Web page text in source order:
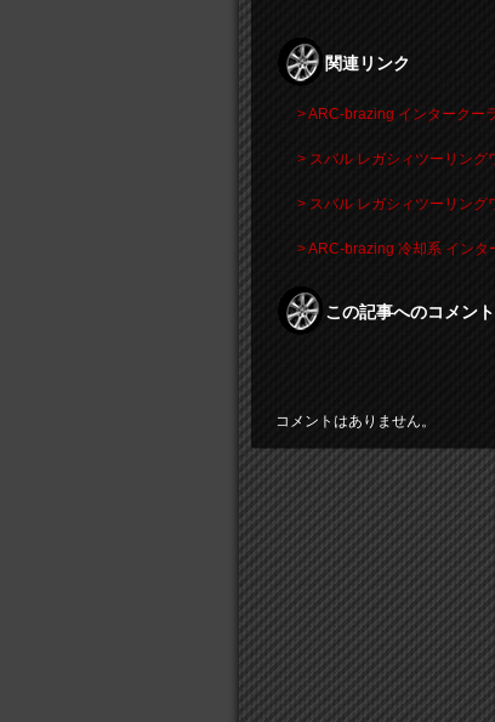
関連リンク
> ARC-brazing インタークー
> スバル レガシィツーリング
> スバル レガシィツーリング
> ARC-brazing 冷却系 イン
この記事へのコメント
コメントはありません。